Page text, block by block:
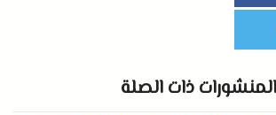
المنشورات ذات الصلة